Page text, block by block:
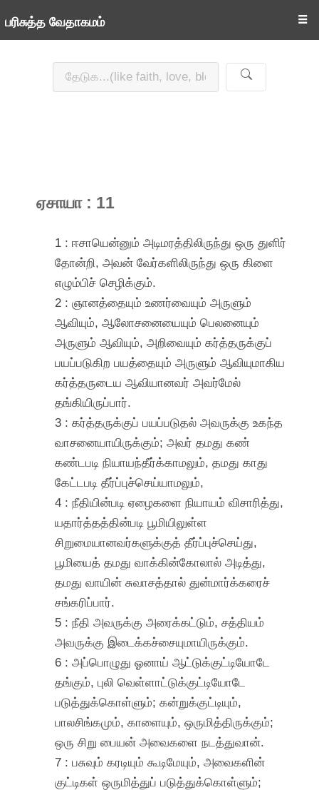
பரிசுத்த வேதாகமம் ☰
ஏசாயா : 11
1 : ஈசாயென்னும் அடிமரத்திலிருந்து ஒரு துளிர்
தோன்றி, அவன் வேர்களிலிருந்து ஒரு கிளை
எழும்பிச் செழிக்கும்.
2 : ஞானத்தையும் உணர்வையும் அருளும்
ஆவியும், ஆலோசனையையும் பெலனையும்
அருளும் ஆவியும், அறிவையும் கர்த்தருக்குப்
பயப்படுகிற பயத்தையும் அருளும் ஆவியுமாகிய
கர்த்தருடைய ஆவியானவர் அவர்மேல்
தங்கியிருப்பார்.
3 : கர்த்தருக்குப் பயப்படுதல் அவருக்கு உகந்த
வாசனையாயிருக்கும்; அவர் தமது கண்
கண்டபடி நியாயந்தீர்க்காமலும், தமது காது
கேட்டபடி தீர்ப்புச்செய்யாமலும்,
4 : நீதியின்படி ஏழைகளை நியாயம் விசாரித்து,
யதார்த்தத்தின்படி பூமியிலுள்ள
சிறுமையானவர்களுக்குத் தீர்ப்புச்செய்து,
பூமியைத் தமது வாக்கின்கோலால் அடித்து,
தமது வாயின் சுவாசத்தால் துன்மார்க்கரைச்
சங்கரிப்பார்.
5 : நீதி அவருக்கு அரைக்கட்டும், சத்தியம்
அவருக்கு இடைக்கச்சையுமாயிருக்கும்.
6 : அப்பொழுது ஓனாய் ஆட்டுக்குட்டியோடே
தங்கும், புலி வெள்ளாட்டுக்குட்டியோடே
படுத்துக்கொள்ளும்; கன்றுக்குட்டியும்,
பாலசிங்கமும், காளையும், ஒருமித்திருக்கும்;
ஒரு சிறு பையன் அவைகளை நடத்துவான்.
7 : பசுவும் கரடியும் கூடிமேயும், அவைகளின்
குட்டிகள் ஒருமித்துப் படுத்துக்கொள்ளும்;